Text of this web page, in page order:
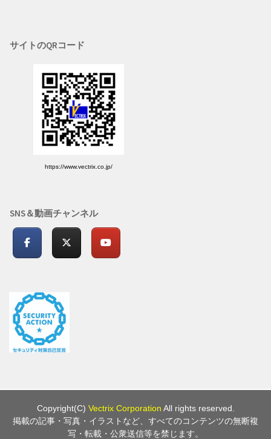
サイトのQRコード
https://www.vectrix.co.jp/
SNS＆動画チャンネル
Copyright(C) Vectrix Corporation All rights reserved.
掲載の記事・写真・イラストなど、すべてのコンテンツの無断複
写・転載・公衆送信等を禁じます。